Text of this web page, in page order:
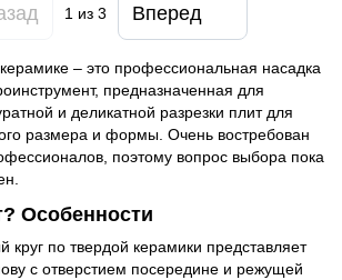
1из 3 Вперед
– это профессиональная насадка
предназначенная для
и деликатной разрезки плит для
размера и формы. Очень востребован
поэтому вопрос выбора пока
Особенности
круг по твердой керамики представляет
с отверстием посередине и режущей